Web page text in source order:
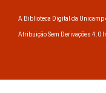
A Biblioteca Digital da Unicamp
Atribuição Sem Derivações 4.0